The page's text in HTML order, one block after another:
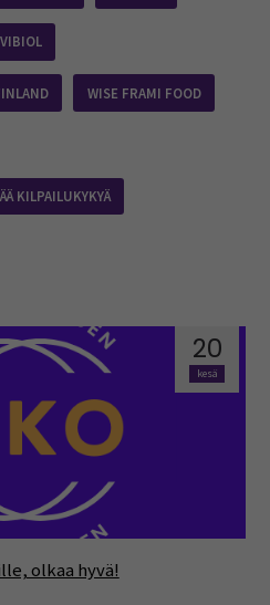
VIBIOL
WISE FRAMI FOOD
KILPAILUKYKYÄ
20
kesä
olkaa hyvä!